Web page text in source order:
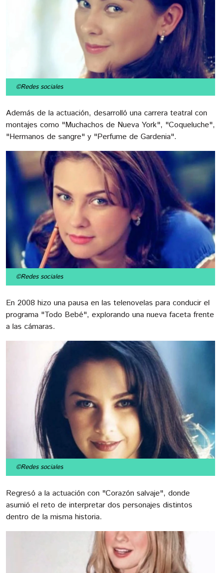
©Redes sociales
Además de la actuación, desarrolló una carrera teatral con
montajes como "Muchachos de Nueva York", "Coqueluche",
"Hermanos de sangre" y "Perfume de Gardenia".
©Redes sociales
En 2008 hizo una pausa en las telenovelas para conducir el
programa "Todo Bebé", explorando una nueva faceta frente
a las cámaras.
©Redes sociales
Regresó a la actuación con "Corazón salvaje", donde
asumió el reto de interpretar dos personajes distintos
dentro de la misma historia.